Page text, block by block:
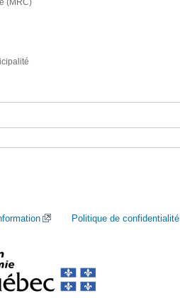
(MRC)
Politique de confidentialité